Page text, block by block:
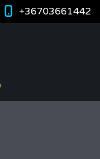
+36703661442